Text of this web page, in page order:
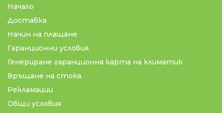
Начало
Доставка
Начин на плащане
Гаранционни условия
Генериране гаранционна карта на климатик
Връщане на стока
Рекламации
Общи условия